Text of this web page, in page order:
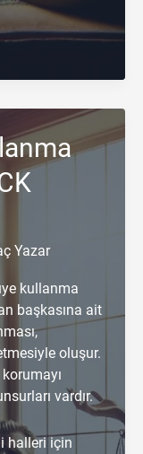
Yazar
kullanma
başkasına ait
oluşur.
vardır.
halleri için